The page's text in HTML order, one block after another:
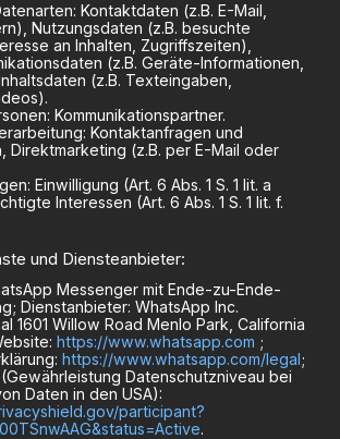
Kontaktdaten (z.B. E-Mail,
Nutzungsdaten (z.B. besuchte
an Inhalten, Zugriffszeiten),
(z.B. Geräte-Informationen,
(z.B. Texteingaben,
Kommunikationspartner.
Kontaktanfragen und
Direktmarketing (z.B. per E-Mail oder
Einwilligung (Art. 6 Abs. 1 S. 1 lit. a
Interessen (Art. 6 Abs. 1 S. 1 lit. f.
und Diensteanbieter:
Messenger mit Ende-zu-Ende-
Dienstanbieter: WhatsApp Inc.
1601 Willow Road Menlo Park, California
https://www.whatsapp.com ;
https://www.whatsapp.com/legal;
Datenschutzniveau bei
Daten in den USA):
participant?
.